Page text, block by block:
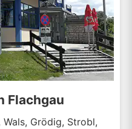
Flachgau
Grödig, Strobl,